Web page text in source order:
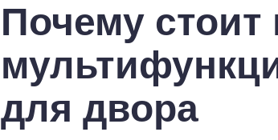
Почему
для двора